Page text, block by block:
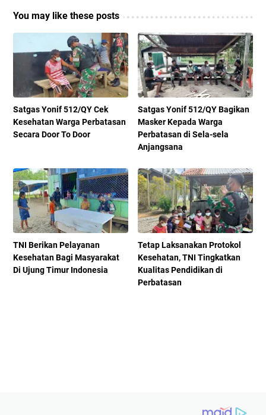
You may like these posts
Satgas Yonif 512/QY Cek
Kesehatan Warga Perbatasan
Secara Door To Door
Satgas Yonif 512/QY Bagikan
Masker Kepada Warga
Perbatasan di Sela-sela
Anjangsana
TNI Berikan Pelayanan
Kesehatan Bagi Masyarakat
Di Ujung Timur Indonesia
Tetap Laksanakan Protokol
Kesehatan, TNI Tingkatkan
Kualitas Pendidikan di
Perbatasan